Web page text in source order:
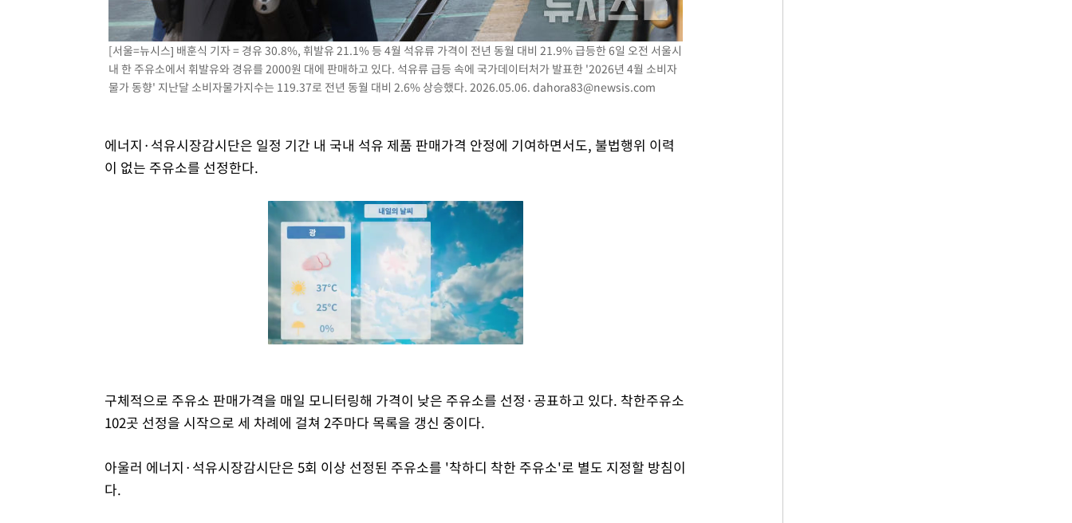
[서울=뉴시스] 배훈식 기자 = 경유 30.8%, 휘발유 21.1% 등 4월 석유류 가격이 전년 동월 대비 21.9% 급등한 6일 오전 서울시
내 한 주유소에서 휘발유와 경유를 2000원 대에 판매하고 있다. 석유류 급등 속에 국가데이터처가 발표한 '2026년 4월 소비자
물가 동향' 지난달 소비자물가지수는 119.37로 전년 동월 대비 2.6% 상승했다. 2026.05.06. dahora83@newsis.com
에너지·석유시장감시단은 일정 기간 내 국내 석유 제품 판매가격 안정에 기여하면서도, 불법행위 이력
이 없는 주유소를 선정한다.
Mute
구체적으로 주유소 판매가격을 매일 모니터링해 가격이 낮은 주유소를 선정·공표하고 있다. 착한주유소
102곳 선정을 시작으로 세 차례에 걸쳐 2주마다 목록을 갱신 중이다.
아울러 에너지·석유시장감시단은 5회 이상 선정된 주유소를 '착하디 착한 주유소'로 별도 지정할 방침이
다.